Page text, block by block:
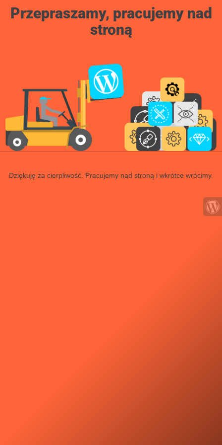
Przepraszamy, pracujemy nad
stroną
Dziękuję za cierpliwość. Pracujemy nad stroną i wkrótce wrócimy.